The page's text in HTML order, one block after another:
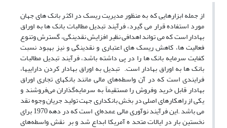
از جمله ابزارهایی که به منظور مدیریت ریسک در اکثر بانک های جهان
مورد استفاده قرار می گیرد، فرآیند تبدیل مطالبات بانک ها به اوراق
بهادار است که می تواند اهدافی نظیر افزایش نقدینگی، گسترش وتنوع
فعالیت ها، کاهش ریسک های اعتباری و نقدینگی و نیز بهبود نسبت
کفایت سرمایه بانک ها را در پی داشته باشد، فرآیند تبدیل مطالبات
بانک ها به اوراق بهادار است. تبدیل به اوراق بهادار کردن داراییها،
فرایندی است که در آن واسطه‌های مالی مانند بانکهای تجاری اوراق
بهادار قابل خرید وفروش را مستقیماً به سرمایه‌گذاران می‌فروشند و
یکی از راهکارهای اصلی در بخش بانکداری جهت تولید جریان وجوه نقد
می باشد .این فرآیند نوآوری مالی عمده‌ای است که در دهه 1970 برای
نخستین بار در ایالات متحد ه آمریکا ابداع شد و بر نقش واسطه‌های